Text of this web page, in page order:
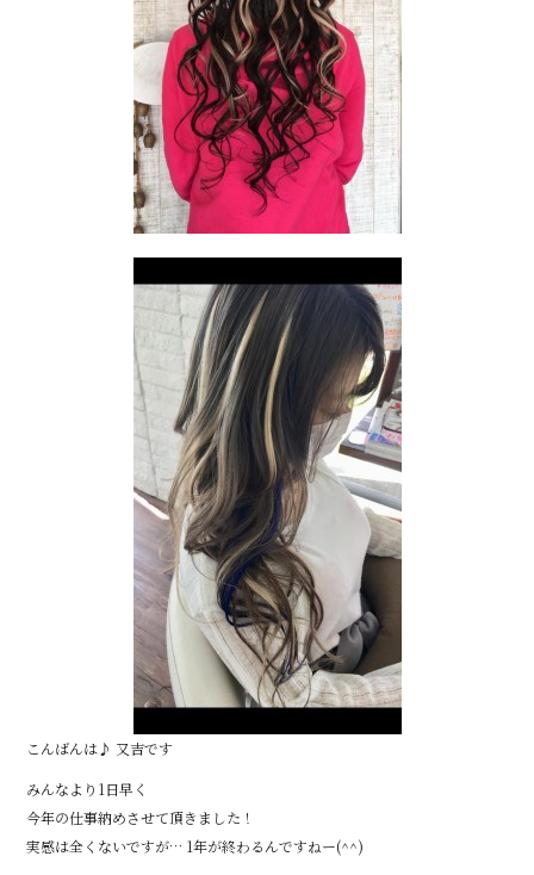
こんばんは♪ 又吉です
みんなより1日早く
今年の仕事納めさせて頂きました！
実感は全くないですが… 1年が終わるんですねー(^^)